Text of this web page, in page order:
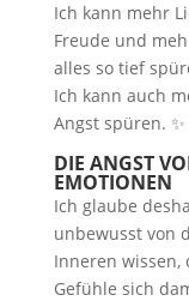
Ich kann mehr
Freude und
alles so tief
Ich kann auch
Angst spüren. ✨
DIE ANGST
EMOTIONEN
Ich glaube
unbewusst von
Inneren wissen,
Gefühle sich